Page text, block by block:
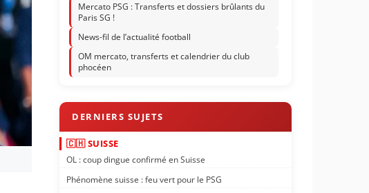
Mercato PSG : Transferts et dossiers brûlants du
Paris SG !
News-fil de l’actualité football
OM mercato, transferts et calendrier du club
phocéen
🇨🇭 SUISSE
OL : coup dingue confirmé en Suisse
Phénomène suisse : feu vert pour le PSG